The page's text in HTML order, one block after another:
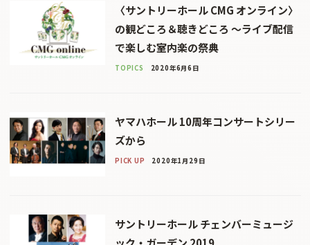
〈サントリーホール CMG オンライン〉
の観どころ＆聴きどころ 〜ライブ配信
で楽しむ室内楽の祭典
TOPICS 2020年6月6日
ヤマハホール 10周年コンサートシリー
ズから
PICK UP 2020年1月29日
サントリーホール チェンバーミュージ